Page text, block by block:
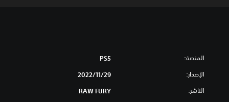
المنصة: PS5
الإصدار: 29‏/11‏/2022
الناشر: RAW FURY